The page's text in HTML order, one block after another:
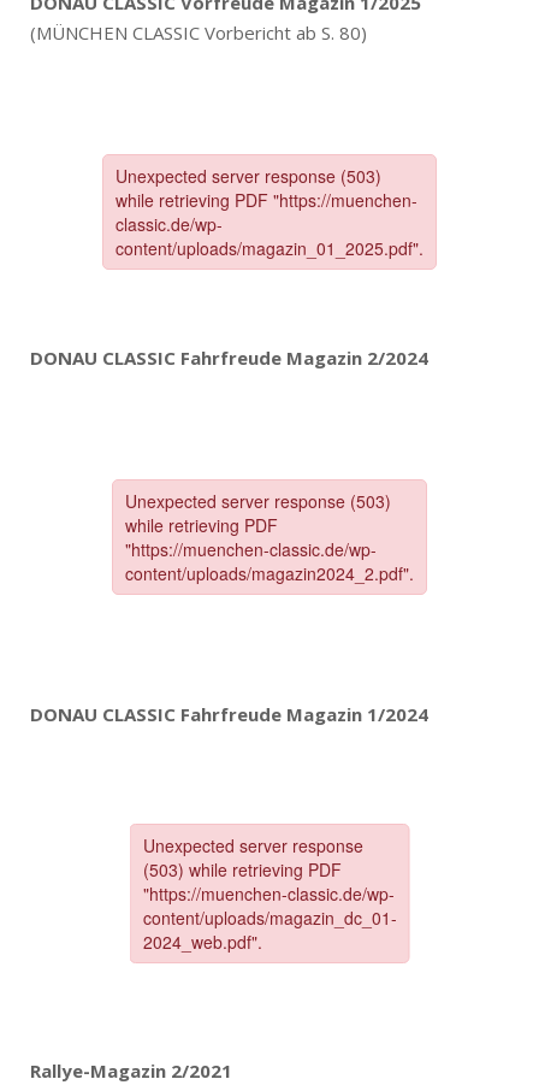
(MÜNCHEN CLASSIC Vorbericht ab S. 80)
DONAU CLASSIC Fahrfreude Magazin 2/2024
DONAU CLASSIC Fahrfreude Magazin 1/2024
Rallye-Magazin 2/2021